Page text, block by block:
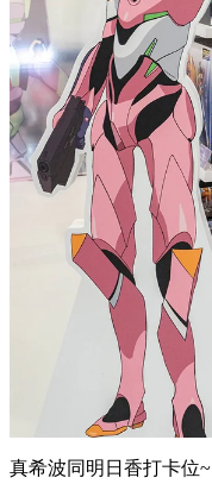
真希波同明日香打卡位~